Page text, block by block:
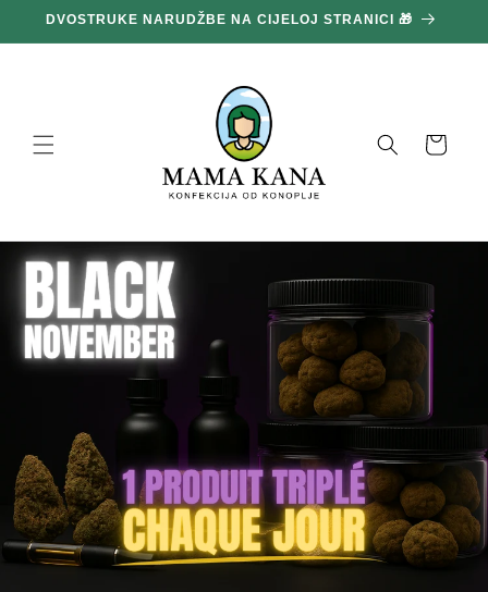
na
sadržaj
DVOSTRUKE NARUDŽBE NA CIJELOJ STRANICI 🎁
Košara